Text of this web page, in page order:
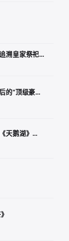
溯皇家祭祀…
的“顶级豪…
天鹅湖》…